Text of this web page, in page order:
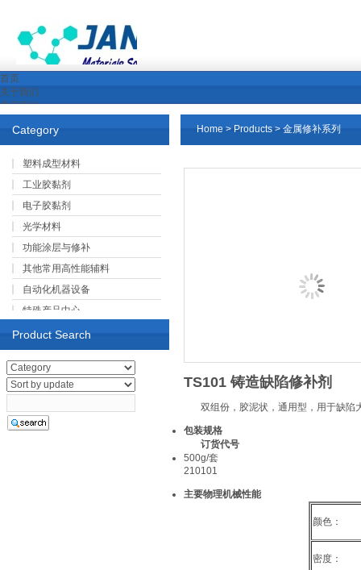
首页
关于我们
关于我们
公司环境
荣誉资质
产品展示
新闻中心
行业新闻
公司新闻
下载中心
产品中心
公司资质与认证
视频下载
行业解决方案
就业与合作机会
Home > Products > 金属修补系列
TS101 铸造缺陷修补剂
双组份，胶泥状，通用型，用于缺陷
包装规格
订货代号
500g/套
210101
主要物理机械性能
颜色：
密度：
Product Search
Category
塑料成型材料
工业胶黏剂
电子胶黏剂
光学材料
功能涂层与修补
其他常用高性能辅料
自动化机器设备
特殊产品中心